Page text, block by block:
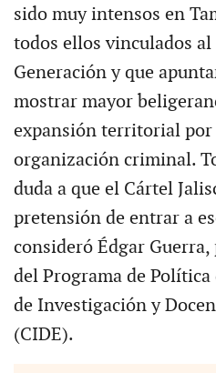
sido muy intensos en
todos ellos vinculados
Generación y que
mostrar mayor
expansión territorial por
organización criminal.
duda a que el Cártel
pretensión de entrar a
consideró Édgar
del Programa de
de Investigación y
(CIDE).